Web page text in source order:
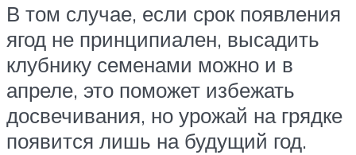
В том случае, если срок появления
ягод не принципиален, высадить
клубнику семенами можно и в
апреле, это поможет избежать
досвечивания, но урожай на грядке
появится лишь на будущий год.